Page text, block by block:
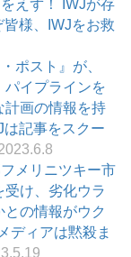
えず！ IWJが存
様、IWJをお救
ポスト』が、
パイプラインを
計画の情報を持
は記事をスクー
メリニツキー市
け、劣化ウラ
の情報がウク
ディアは黙殺ま